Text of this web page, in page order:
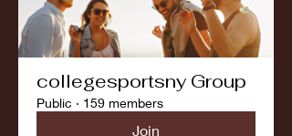
collegesportsny Group
Public · 159 members
Join